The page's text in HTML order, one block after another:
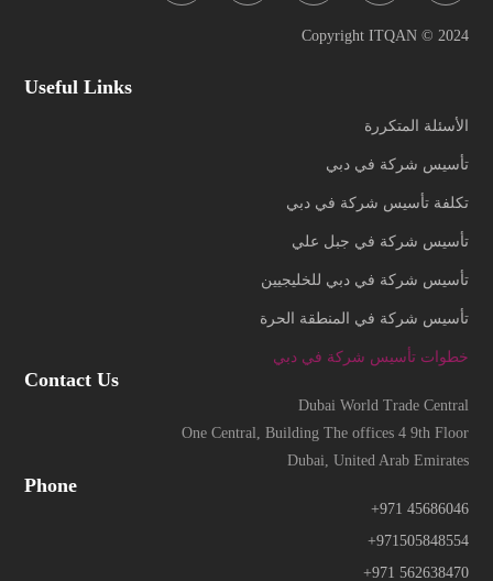
Copyright ITQAN © 2024
Useful Links
الأسئلة المتكررة
تأسيس شركة في دبي
تكلفة تأسيس شركة في دبي
تأسيس شركة في جبل علي
تأسيس شركة في دبي للخليجيين
تأسيس شركة في المنطقة الحرة
خطوات تأسيس شركة في دبي
Contact Us
Dubai World Trade Central
One Central, Building The offices 4 9th Floor
Dubai, United Arab Emirates
Phone
+971 45686046
+971505848554
+971 562638470